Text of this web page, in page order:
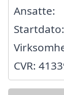
Ansatte:
CVR: